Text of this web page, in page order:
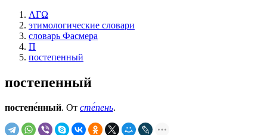
ΛΓΩ
этимологические словари
словарь Фасмера
П
постепенный
постепенный
постепе́нный. От сте́пень.